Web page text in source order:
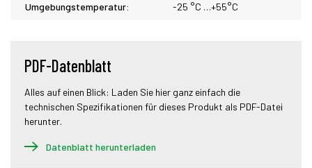
Umgebungstemperatur: -25 °C …+55°C
PDF-Datenblatt
Alles auf einen Blick: Laden Sie hier ganz einfach die
technischen Spezifikationen für dieses Produkt als PDF-Datei
herunter.
Datenblatt herunterladen